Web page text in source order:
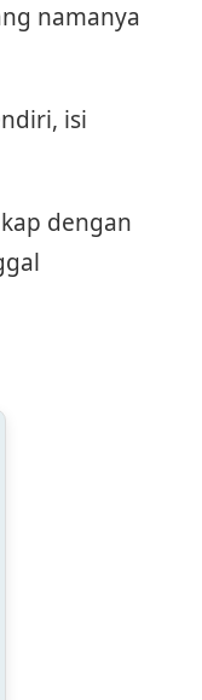
namanya
isi
dengan